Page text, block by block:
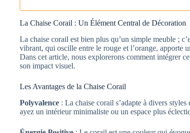
La Chaise Corail : Un Élément Central de Décoration
La chaise corail est bien plus qu’un simple meuble ;
vibrant, qui oscille entre le rouge et l’orange, apporte
Dans cet article, nous explorerons comment intégrer
son impact visuel.
Les Avantages de la Chaise Corail
Polyvalence : La chaise corail s’adapte à divers
ayez un intérieur minimaliste ou un espace plus